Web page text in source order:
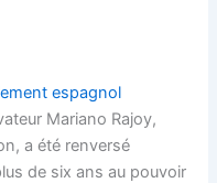
espagnol
Mariano Rajoy,
a été renversé
de six ans au pouvoir